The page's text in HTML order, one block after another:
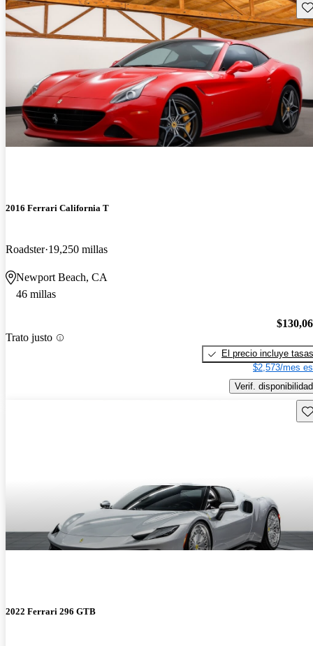
2016 Ferrari California T
Roadster 19,250 millas
Newport Beach, CA
46 millas
Trato justo
El precio incluye tasas
$2,573/mes
Verif. disponibilidad
2022 Ferrari 296 GTB